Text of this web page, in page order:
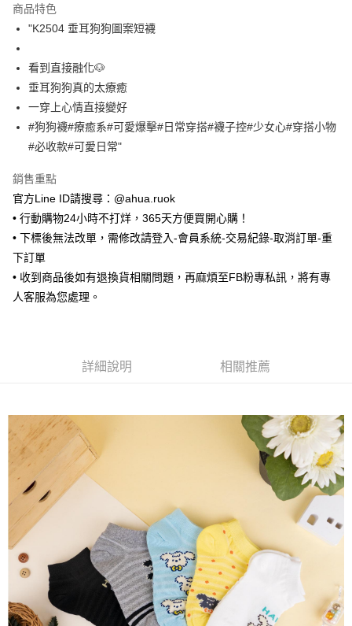
Apple Pay
街口支付
悠遊付
Google Pay
ATM付款
運送方式
全家取貨付款
每筆NT$65，滿NT$688(含以上)免運費
付款後全家取貨
每筆NT$65，滿NT$688(含以上)免運費
7-11取貨付款
每筆NT$80，滿NT$1,000(含以上)免運費
其他海外郵寄 查看運費
香港澳門地區 查看運費
商品特色
"K2504 垂耳狗狗圖案短襪
看到直接融化🐶
垂耳狗狗真的太療癒
一穿上心情直接變好
#狗狗襪#療癒系#可愛爆擊#日常穿搭#襪子控#少女心#穿搭小物
#必收款#可愛日常"
銷售重點
官方Line ID請搜尋：@ahua.ruok
• 行動購物24小時不打烊，365天方便買開心購！
• 下標後無法改單，需修改請登入-會員系統-交易紀錄-取消訂單-重
下訂單
• 收到商品後如有退換貨相關問題，再麻煩至FB粉專私訊，將有專
人客服為您處理。
詳細說明 相關推薦